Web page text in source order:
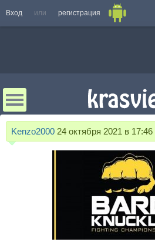
Вход или регистрация
Kenzo2000 24 октября 2021 в 17:46